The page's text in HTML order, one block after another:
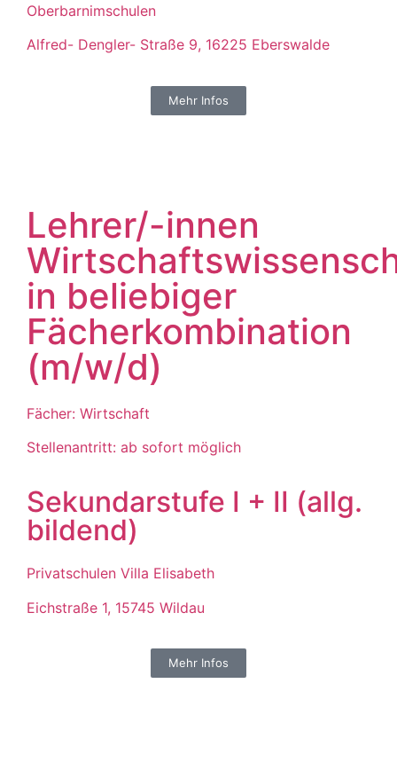
Oberbarnimschulen
Alfred- Dengler- Straße 9, 16225 Eberswalde
Mehr Infos
Lehrer/-innen
in beliebiger
Fächerkombination
(m/w/d)
Fächer: Wirtschaft
Stellenantritt: ab sofort möglich
Sekundarstufe I + II (allg.
bildend)
Privatschulen Villa Elisabeth
Eichstraße 1, 15745 Wildau
Mehr Infos